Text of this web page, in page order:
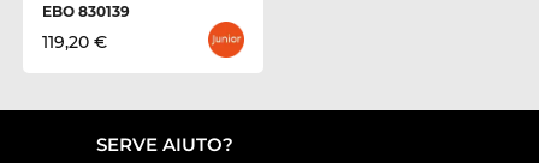
EBO 830139
119,20 €
SERVE AIUTO?